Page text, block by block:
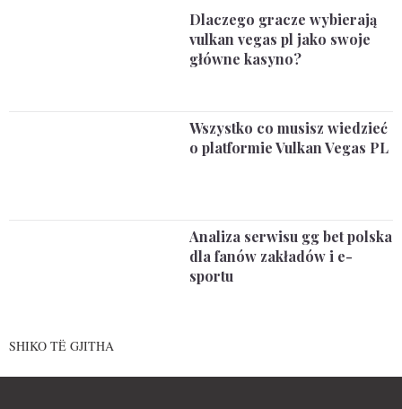
Dlaczego gracze wybierają
vulkan vegas pl jako swoje
główne kasyno?
Wszystko co musisz wiedzieć
o platformie Vulkan Vegas PL
Analiza serwisu gg bet polska
dla fanów zakładów i e-
sportu
SHIKO TË GJITHA